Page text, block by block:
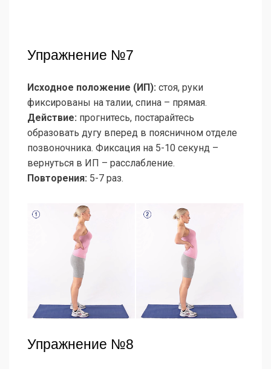
Упражнение №7
Исходное положение (ИП): стоя, руки
фиксированы на талии, спина – прямая.
Действие: прогнитесь, постарайтесь
образовать дугу вперед в поясничном отделе
позвоночника. Фиксация на 5-10 секунд –
вернуться в ИП – расслабление.
Повторения: 5-7 раз.
Упражнение №8